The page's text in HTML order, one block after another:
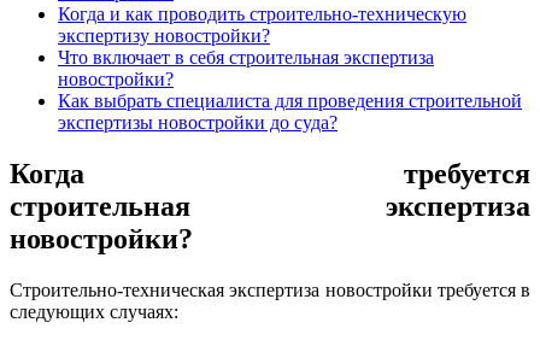
Когда и как проводить строительно-техническую
экспертизу новостройки?
Что включает в себя строительная экспертиза
новостройки?
Как выбрать специалиста для проведения строительной
экспертизы новостройки до суда?
Когда требуется
строительная экспертиза
новостройки?
Строительно-техническая экспертиза новостройки требуется в
следующих случаях: